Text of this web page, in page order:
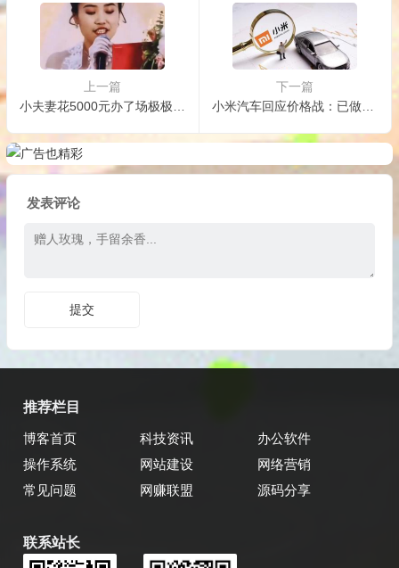
上一篇
下一篇
小米汽车回应价格战：已做充分准备
发表评论
推荐栏目
博客首页 科技资讯
办公软件
操作系统
网站建设
网络营销
常见问题
网赚联盟 源码分享
联系站长